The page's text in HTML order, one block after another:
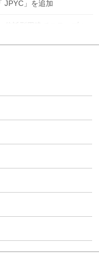
JPYC」を追加
信託型円建てステーブル